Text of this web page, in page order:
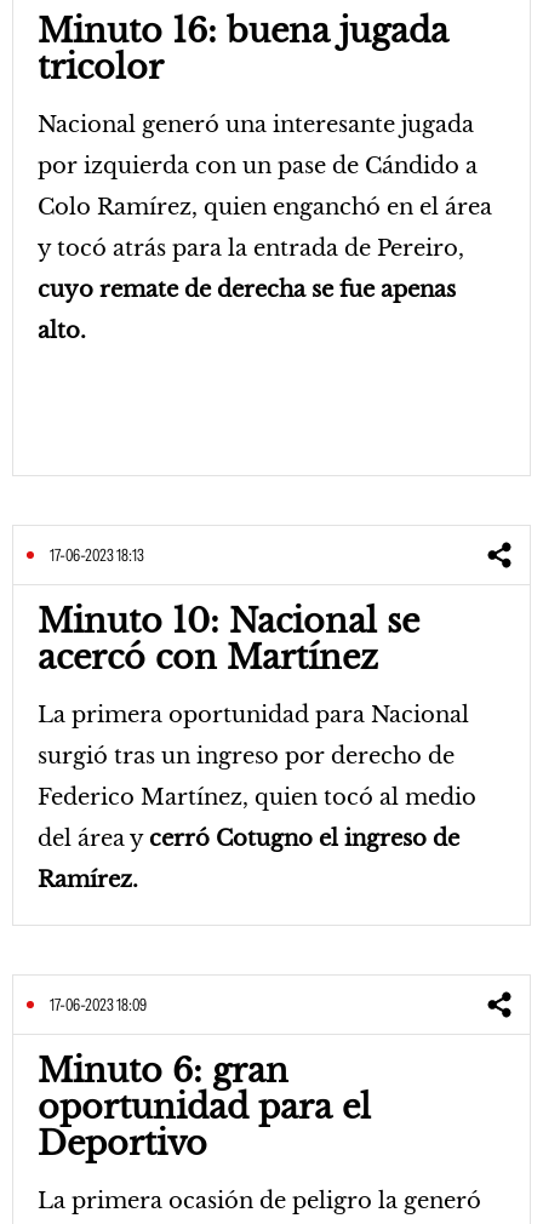
Minuto 16: buena jugada
tricolor
Nacional generó una interesante jugada
por izquierda con un pase de Cándido a
Colo Ramírez, quien enganchó en el área
y tocó atrás para la entrada de Pereiro,
cuyo remate de derecha se fue apenas
alto.
17-06-2023 18:13
Minuto 10: Nacional se
acercó con Martínez
La primera oportunidad para Nacional
surgió tras un ingreso por derecho de
Federico Martínez, quien tocó al medio
del área ycerró Cotugno el ingreso de
Ramírez.
17-06-2023 18:09
Minuto 6: gran
oportunidad para el
Deportivo
La primera ocasión de peligro la generó